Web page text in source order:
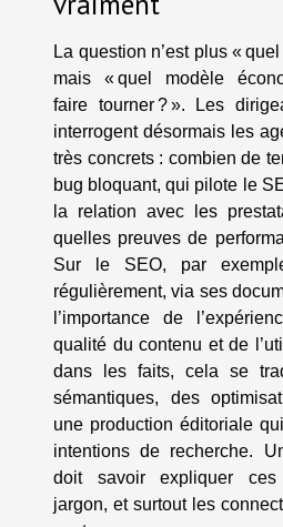
La question n’est plus «
mais « quel modèle
faire tourner ? ». Les
interrogent désormais les
très concrets : combien de
bug bloquant, qui pilote le
la relation avec les
quelles preuves de
Sur le SEO, par
régulièrement, via ses
l’importance de
qualité du contenu et de
dans les faits, cela se
sémantiques, des
une production éditoriale
intentions de recherche.
doit savoir expliquer ces
jargon, et surtout les